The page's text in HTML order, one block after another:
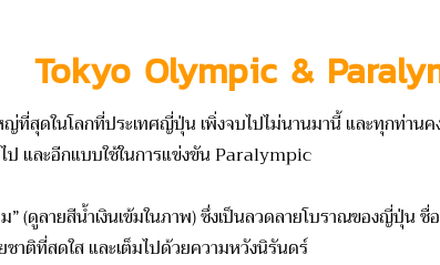
Tokyo Olympic &
ญ่ที่สุดในโลกที่ประเทศญี่ปุ่น เพิ่งจบไปไม่นานมานี้ และทุกท่าน
ป และอีกแบบใช้ในการแข่งขัน Paralympic
(ดูลายสีน้ำเงินเข้มในภาพ) ซึ่งเป็นลวดลายโบราณของญี่ปุ่น
ชาติที่สดใส และเต็มไปด้วยความหวังนิรันดร์